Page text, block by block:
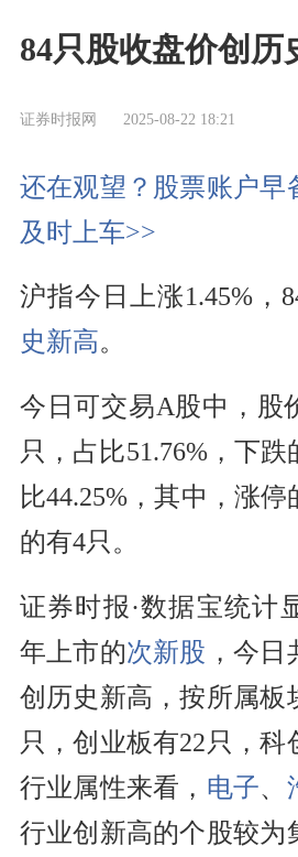
84只股收盘价创历
证券时报网 2025-08-22 18:21
还在观望？股票账户早
及时上车>>
沪指今日上涨1.45%，
史新高。
今日可交易A股中，股
只，占比51.76%，下跌
比44.25%，其中，涨
的有4只。
证券时报·数据宝统计
年上市的次新股 ，今
创历史新高，按所属板
只，创业板有22只，科
行业属性来看， 电子、
行业创新高的个股较为